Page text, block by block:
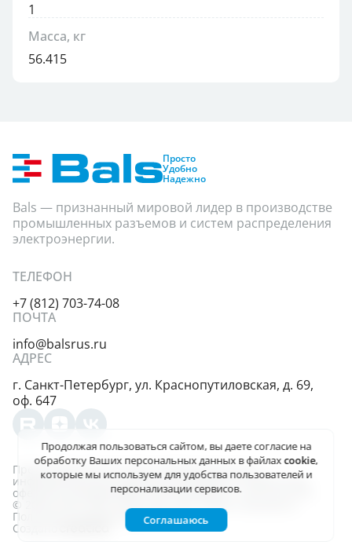
1
Масса, кг
56.415
Просто
Удобно
Надежно
Bals — признанный мировой лидер в производстве
промышленных разъемов и систем распределения
электроэнергии.
ТЕЛЕФОН
+7 (812) 703-74-08
ПОЧТА
info@balsrus.ru
АДРЕС
г. Санкт-Петербург, ул. Краснопутиловская, д. 69,
оф. 647
Представленная на сайте информация несёт
информационный характер и не является публичной
офертой, определяемой положениями ст. 437 (2) ГК РФ.
© 2004-2026, ООО «Балс-Рус». Все права защищены
Политика конфиденциальности
Создано
Продолжая пользоваться сайтом, вы даетесогласие на
обработку Ваших персональных данныхв файлахcookie,
которые мы используем для удобства пользователей и
персонализации сервисов.
Соглашаюсь